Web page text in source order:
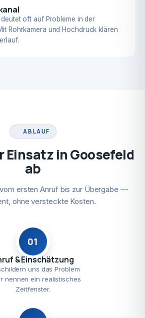
deutet oft auf Probleme in der
Rohrkamera und Hochdruck klären
ABLAUF
Einsatz in Goosefeld
ab
ersten Anruf bis zur Übergabe —
ohne versteckte Kosten.
01
& Einschätzung
uns das Problem
nennen ein realistisches
Zeitfenster.